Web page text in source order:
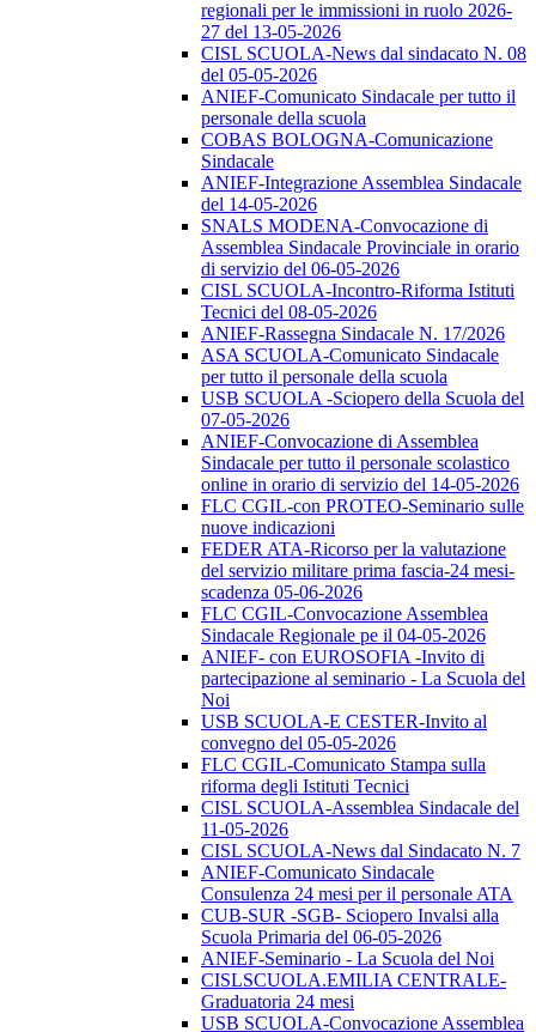
regionali per le immissioni in ruolo 2026-
27 del 13-05-2026
CISL SCUOLA-News dal sindacato N. 08
del 05-05-2026
ANIEF-Comunicato Sindacale per tutto il
personale della scuola
COBAS BOLOGNA-Comunicazione
Sindacale
ANIEF-Integrazione Assemblea Sindacale
del 14-05-2026
SNALS MODENA-Convocazione di
Assemblea Sindacale Provinciale in orario
di servizio del 06-05-2026
CISL SCUOLA-Incontro-Riforma Istituti
Tecnici del 08-05-2026
ANIEF-Rassegna Sindacale N. 17/2026
ASA SCUOLA-Comunicato Sindacale
per tutto il personale della scuola
USB SCUOLA -Sciopero della Scuola del
07-05-2026
ANIEF-Convocazione di Assemblea
Sindacale per tutto il personale scolastico
online in orario di servizio del 14-05-2026
FLC CGIL-con PROTEO-Seminario sulle
nuove indicazioni
FEDER ATA-Ricorso per la valutazione
del servizio militare prima fascia-24 mesi-
scadenza 05-06-2026
FLC CGIL-Convocazione Assemblea
Sindacale Regionale pe il 04-05-2026
ANIEF- con EUROSOFIA -Invito di
partecipazione al seminario - La Scuola del
Noi
USB SCUOLA-E CESTER-Invito al
convegno del 05-05-2026
FLC CGIL-Comunicato Stampa sulla
riforma degli Istituti Tecnici
CISL SCUOLA-Assemblea Sindacale del
11-05-2026
CISL SCUOLA-News dal Sindacato N. 7
ANIEF-Comunicato Sindacale
Consulenza 24 mesi per il personale ATA
CUB-SUR -SGB- Sciopero Invalsi alla
Scuola Primaria del 06-05-2026
ANIEF-Seminario - La Scuola del Noi
CISLSCUOLA.EMILIA CENTRALE-
Graduatoria 24 mesi
USB SCUOLA-Convocazione Assemblea